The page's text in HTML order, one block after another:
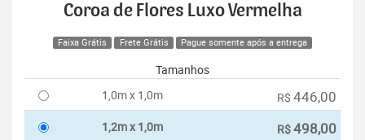
Coroa de Flores Luxo Vermelha
Faixa Grátis Frete Grátis Pague somente após a entrega
Tamanhos
1,0m x 1,0m
R$ 446,00
1,2m x 1,0m R$498,00